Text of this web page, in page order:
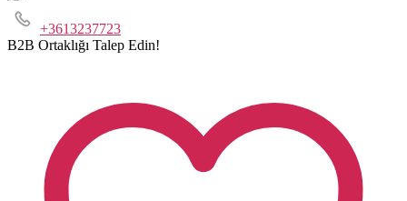
+3613237723
B2B Ortaklığı Talep Edin!